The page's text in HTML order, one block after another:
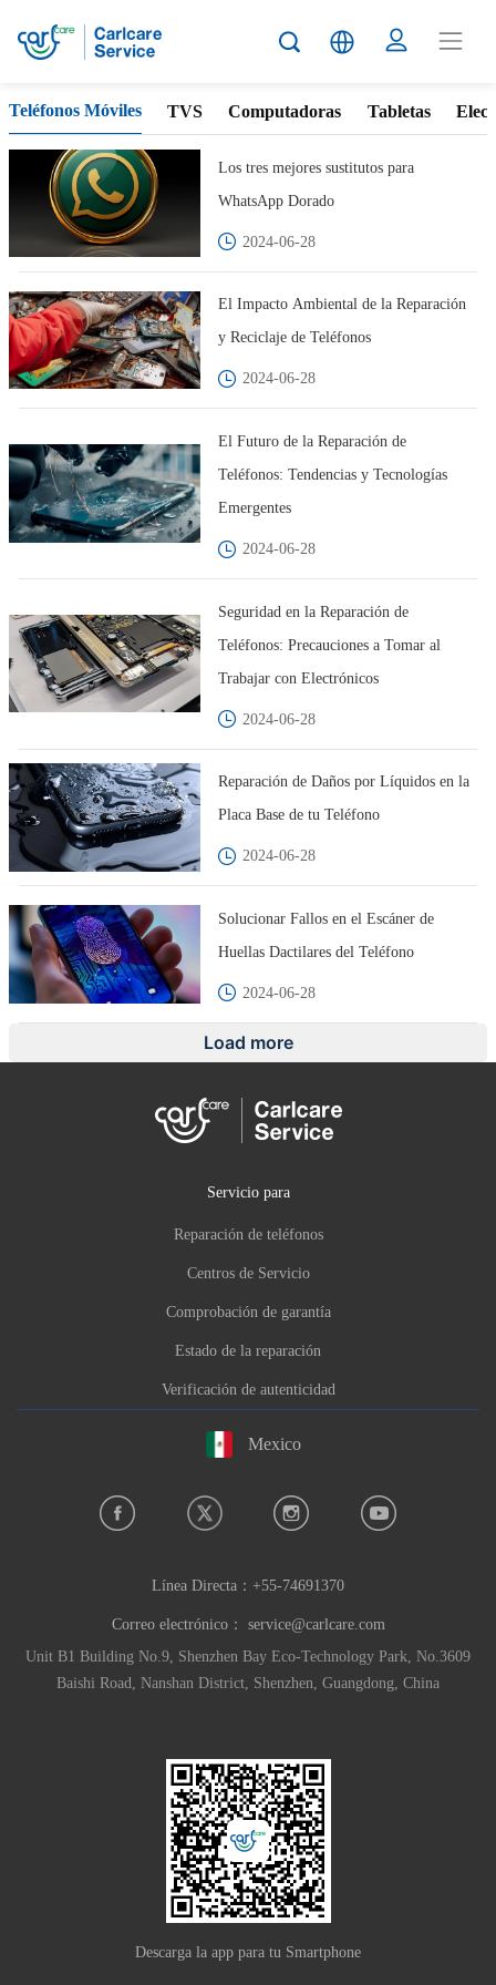
Phone
tips
Teléfonos Móviles TVS Computadoras Tabletas
Los tres mejores sustitutos para
WhatsApp Dorado
2024-06-28
El Impacto Ambiental de la Reparación
y Reciclaje de Teléfonos
2024-06-28
El Futuro de la Reparación de
Teléfonos: Tendencias y Tecnologías
Emergentes
2024-06-28
Seguridad en la Reparación de
Teléfonos: Precauciones a Tomar al
Trabajar con Electrónicos
2024-06-28
Reparación de Daños por Líquidos en la
Placa Base de tu Teléfono
2024-06-28
Solucionar Fallos en el Escáner de
Huellas Dactilares del Teléfono
2024-06-28
Load more
Servicio para
Reparación de teléfonos
Centros de Servicio
Comprobación de garantía
Estado de la reparación
Verificación de autenticidad
Mexico
Línea Directa： +55-74691370
Correo electrónico： service@carlcare.com
Unit B1 Building No.9, Shenzhen Bay Eco-Technology Park, No.3609
Baishi Road, Nanshan District, Shenzhen, Guangdong, China
Descarga la app para tu Smartphone